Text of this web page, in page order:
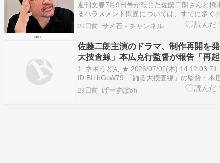
週刊文春7月9日号が報じた佐藤二朗さんと橋
るハラスメント問題については、すでに多く
まな意見を述べています。議論も出尽くした
す。しかし、文春の記事のどこが誇張されて
して佐藤さん自身が何を考え、何を伝えたか
らかにならなければ、…
26日前 サメ石・チャンネル
佐藤二朗主演のドラマ、制作再開を
大捜査線」本広克行監督が報告「再
朗さん」
1: ネギうどん ★ 2026/07/09(木) 14:12:03.71
ID:BI+hGcW79 「踊る大捜査線」の監督・本
日、自身のXを更新。ハラスメント報道渦中
二朗（57）について、佐藤が主演予定のスピ
29日前 げーすぽch